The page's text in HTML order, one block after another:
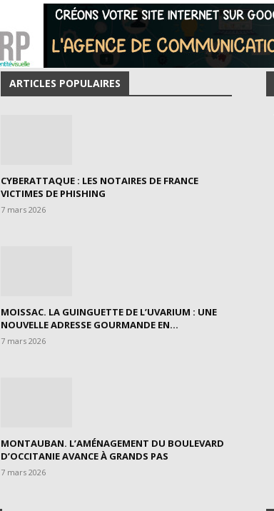
ARTICLES POPULAIRES
CYBERATTAQUE : LES NOTAIRES DE FRANCE
VICTIMES DE PHISHING
7 mars 2026
MOISSAC. LA GUINGUETTE DE L’UVARIUM : UNE
NOUVELLE ADRESSE GOURMANDE EN...
7 mars 2026
MONTAUBAN. L’AMÉNAGEMENT DU BOULEVARD
D’OCCITANIE AVANCE À GRANDS PAS
7 mars 2026